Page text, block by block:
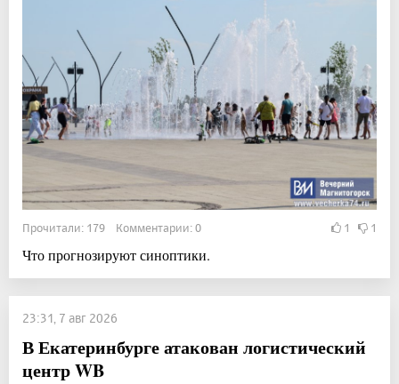
Прочитали: 179 Комментарии: 0 1 1
Что прогнозируют синоптики.
23:31, 7 авг 2026
В Екатеринбурге атакован логистический
центр WB